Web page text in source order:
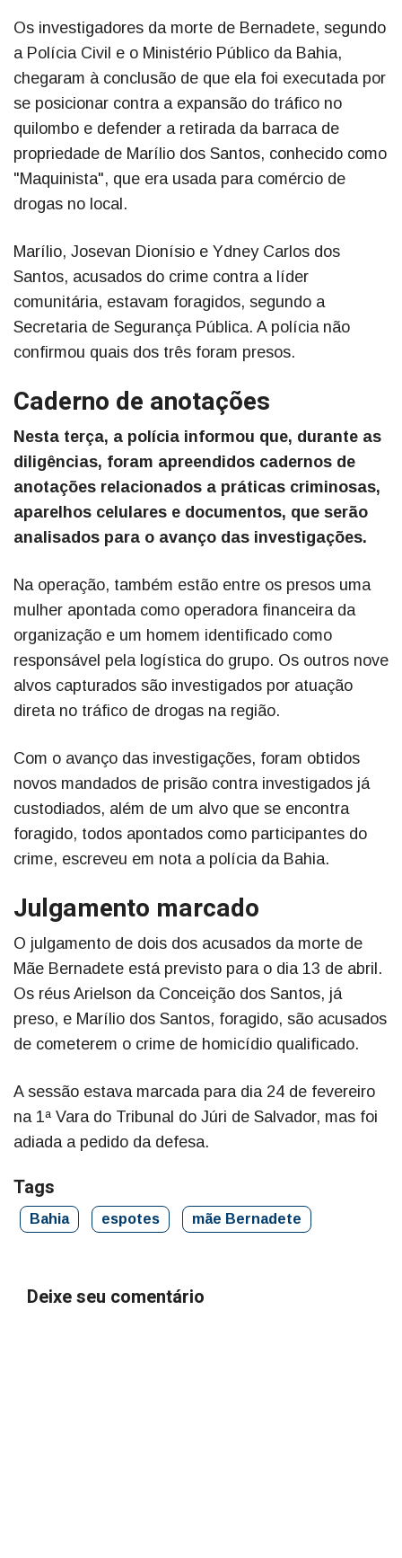
Os investigadores da morte de Bernadete, segundo
a Polícia Civil e o Ministério Público da Bahia,
chegaram à conclusão de que ela foi executada por
se posicionar contra a expansão do tráfico no
quilombo e defender a retirada da barraca de
propriedade de Marílio dos Santos, conhecido como
"Maquinista", que era usada para comércio de
drogas no local.
Marílio, Josevan Dionísio e Ydney Carlos dos
Santos, acusados do crime contra a líder
comunitária, estavam foragidos, segundo a
Secretaria de Segurança Pública. A polícia não
confirmou quais dos três foram presos.
Caderno de anotações
Nesta terça, a polícia informou que, durante as
diligências, foram apreendidos cadernos de
anotações relacionados a práticas criminosas,
aparelhos celulares e documentos, que serão
analisados para o avanço das investigações.
Na operação, também estão entre os presos uma
mulher apontada como operadora financeira da
organização e um homem identificado como
responsável pela logística do grupo. Os outros nove
alvos capturados são investigados por atuação
direta no tráfico de drogas na região.
Com o avanço das investigações, foram obtidos
novos mandados de prisão contra investigados já
custodiados, além de um alvo que se encontra
foragido, todos apontados como participantes do
crime, escreveu em nota a polícia da Bahia.
Julgamento marcado
O julgamento de dois dos acusados da morte de
Mãe Bernadete está previsto para o dia 13 de abril.
Os réus Arielson da Conceição dos Santos, já
preso, e Marílio dos Santos, foragido, são acusados
de cometerem o crime de homicídio qualificado.
A sessão estava marcada para dia 24 de fevereiro
na 1ª Vara do Tribunal do Júri de Salvador, mas foi
adiada a pedido da defesa.
Tags
Bahia espotes mãe Bernadete
Deixe seu comentário